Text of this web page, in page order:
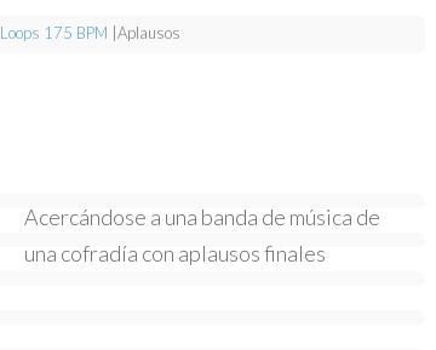
Loops 175 BPM Aplausos
Acercándose a una banda de música de
una cofradía con aplausos finales